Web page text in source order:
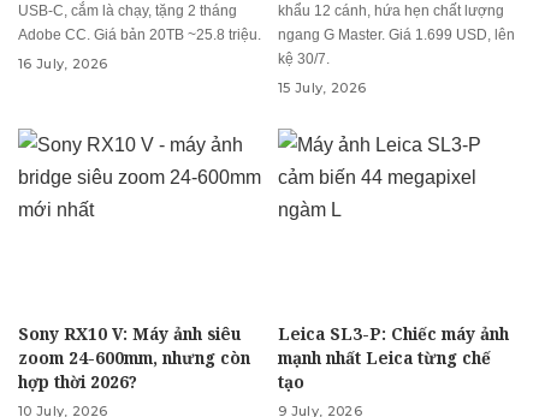
USB-C, cắm là chạy, tặng 2 tháng
Adobe CC. Giá bản 20TB ~25.8 triệu.
16 July, 2026
khẩu 12 cánh, hứa hẹn chất lượng
ngang G Master. Giá 1.699 USD, lên
kệ 30/7.
15 July, 2026
Sony RX10 V: Máy ảnh siêu
zoom 24-600mm, nhưng còn
hợp thời 2026?
10 July, 2026
Leica SL3-P: Chiếc máy ảnh
mạnh nhất Leica từng chế
tạo
9 July, 2026